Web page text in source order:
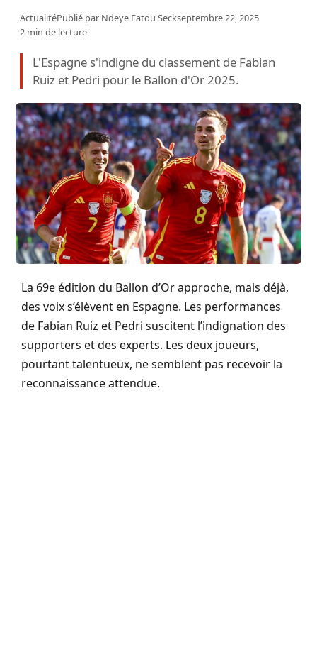
ActualitéPublié par Ndeye Fatou Seckseptembre 22, 2025
2 min de lecture
L'Espagne s'indigne du classement de Fabian
Ruiz et Pedri pour le Ballon d'Or 2025.
La 69e édition du Ballon d’Or approche, mais déjà,
des voix s’élèvent en Espagne. Les performances
de Fabian Ruiz et Pedri suscitent l’indignation des
supporters et des experts. Les deux joueurs,
pourtant talentueux, ne semblent pas recevoir la
reconnaissance attendue.